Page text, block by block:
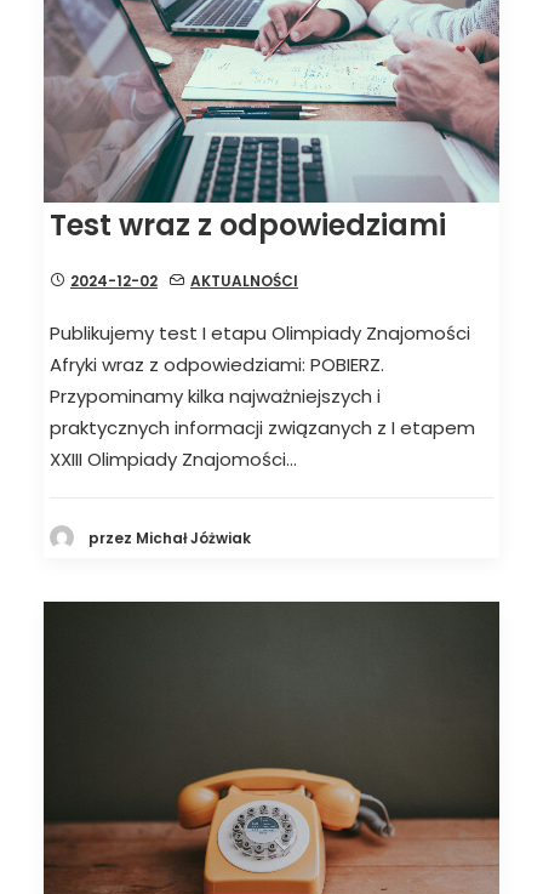
Test wraz z odpowiedziami
2024-12-02 AKTUALNOŚCI
Publikujemy test I etapu Olimpiady Znajomości
Afryki wraz z odpowiedziami: POBIERZ.
Przypominamy kilka najważniejszych i
praktycznych informacji związanych z I etapem
XXIII Olimpiady Znajomości…
przez Michał Jóżwiak